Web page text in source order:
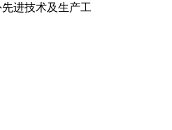
进技术及生产工